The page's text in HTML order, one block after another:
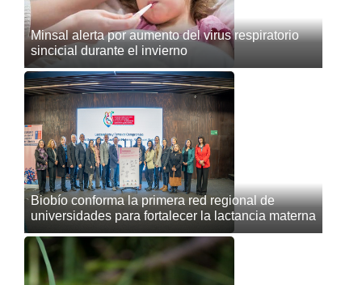
Minsal alerta por aumento del virus respiratorio
sincicial durante el invierno
Biobío conforma la primera red regional de
universidades para fortalecer la lactancia materna